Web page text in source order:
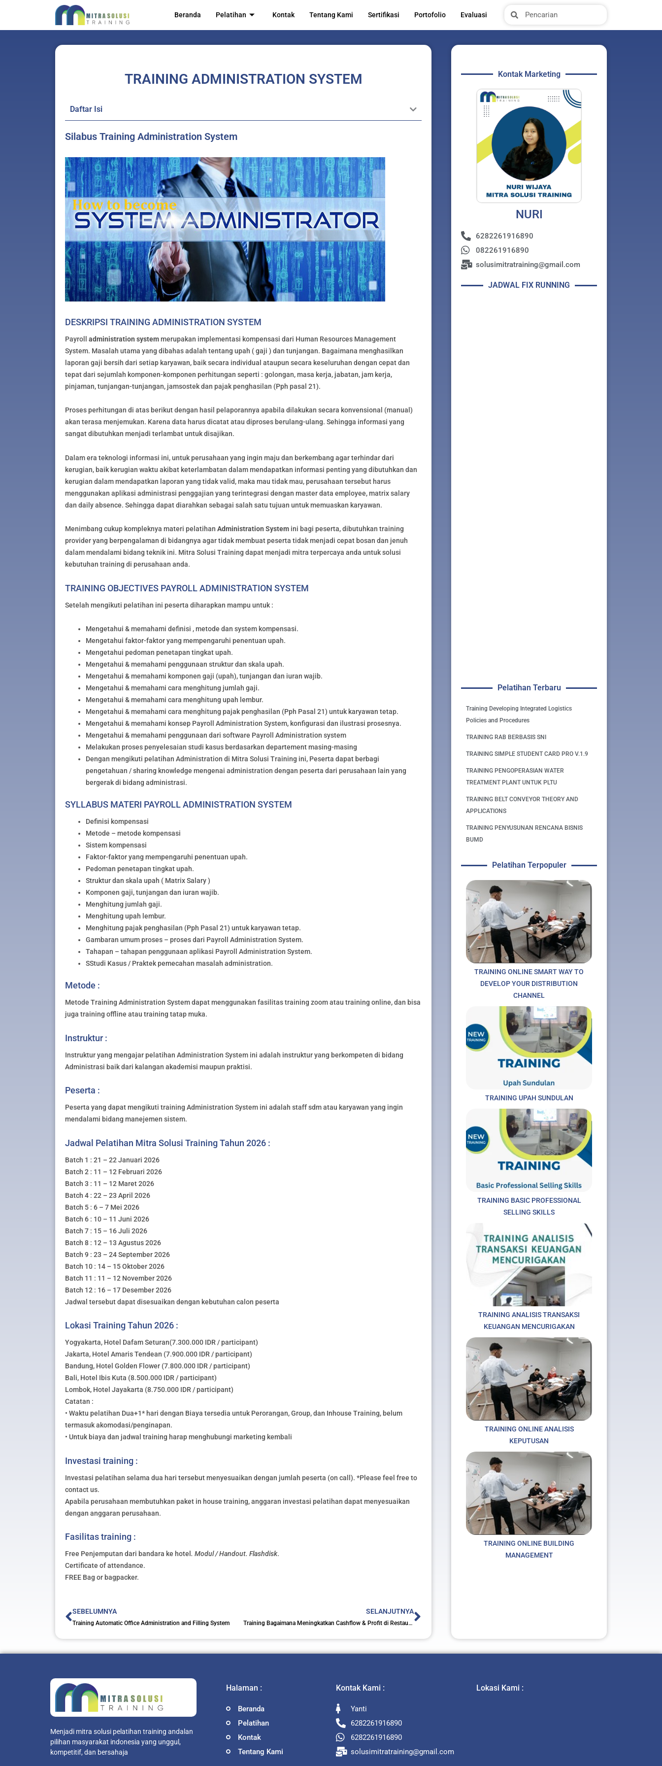
konten
Beranda Pelatihan Kontak Tentang Kami Sertifikasi Portofolio Evaluasi SearchSearch
TRAINING ADMINISTRATION SYSTEM
Daftar Isi
Silabus Training Administration System
DESKRIPSI TRAINING ADMINISTRATION SYSTEM
Payroll administration systemmerupakan implementasi kompensasi dari Human Resources Management
System. Masalah utama yang dibahas adalah tentang upah ( gaji ) dan tunjangan. Bagaimana menghasilkan
laporan gaji bersih dari setiap karyawan, baik secara individual ataupun secara keseluruhan dengan cepat dan
tepat dari sejumlah komponen-komponen perhitungan seperti : golongan, masa kerja, jabatan, jam kerja,
pinjaman, tunjangan-tunjangan, jamsostek dan pajak penghasilan (Pph pasal 21).
Proses perhitungan di atas berikut dengan hasil pelaporannya apabila dilakukan secara konvensional (manual)
akan terasa menjemukan. Karena data harus dicatat atau diproses berulang-ulang. Sehingga informasi yang
sangat dibutuhkan menjadi terlambat untuk disajikan.
Dalam era teknologi informasi ini, untuk perusahaan yang ingin maju dan berkembang agar terhindar dari
kerugian, baik kerugian waktu akibat keterlambatan dalam mendapatkan informasi penting yang dibutuhkan dan
kerugian dalam mendapatkan laporan yang tidak valid, maka mau tidak mau, perusahaan tersebut harus
menggunakan aplikasi administrasi penggajian yang terintegrasi dengan master data employee, matrix salary
dan daily absence. Sehingga dapat diarahkan sebagai salah satu tujuan untuk memuaskan karyawan.
Menimbang cukup kompleknya materi pelatihan Administration System ini bagi peserta, dibutuhkan training
provider yang berpengalaman di bidangnya agar tidak membuat peserta tidak menjadi cepat bosan dan jenuh
dalam mendalami bidang teknik ini. Mitra Solusi Training dapat menjadi mitra terpercaya anda untuk solusi
kebutuhan training di perusahaan anda.
TRAINING OBJECTIVES PAYROLL ADMINISTRATION SYSTEM
Setelah mengikuti pelatihan ini peserta diharapkan mampu untuk :
Mengetahui & memahami definisi , metode dan system kompensasi.
Mengetahui faktor-faktor yang mempengaruhi penentuan upah.
Mengetahui pedoman penetapan tingkat upah.
Mengetahui & memahami penggunaan struktur dan skala upah.
Mengetahui & memahami komponen gaji (upah), tunjangan dan iuran wajib.
Mengetahui & memahami cara menghitung jumlah gaji.
Mengetahui & memahami cara menghitung upah lembur.
Mengetahui & memahami cara menghitung pajak penghasilan (Pph Pasal 21) untuk karyawan tetap.
Mengetahui & memahami konsep Payroll Administration System, konfigurasi dan ilustrasi prosesnya.
Mengetahui & memahami penggunaan dari software Payroll Administration system
Melakukan proses penyelesaian studi kasus berdasarkan departement masing-masing
Dengan mengikuti pelatihan Administration di Mitra Solusi Training ini, Peserta dapat berbagi
pengetahuan / sharing knowledge mengenai administration dengan peserta dari perusahaan lain yang
bergerak di bidang administrasi.
SYLLABUS MATERI PAYROLL ADMINISTRATION SYSTEM
Definisi kompensasi
Metode – metode kompensasi
Sistem kompensasi
Faktor-faktor yang mempengaruhi penentuan upah.
Pedoman penetapan tingkat upah.
Struktur dan skala upah ( Matrix Salary )
Komponen gaji, tunjangan dan iuran wajib.
Menghitung jumlah gaji.
Menghitung upah lembur.
Menghitung pajak penghasilan (Pph Pasal 21) untuk karyawan tetap.
Gambaran umum proses – proses dari Payroll Administration System.
Tahapan – tahapan penggunaan aplikasi Payroll Administration System.
SStudi Kasus / Praktek pemecahan masalah administration.
Metode :
Metode Training Administration System dapat menggunakan fasilitas training zoom atau training online, dan bisa
juga training offline atau training tatap muka.
Instruktur :
Instruktur yang mengajar pelatihan Administration System ini adalah instruktur yang berkompeten di bidang
Administrasi baik dari kalangan akademisi maupun praktisi.
Peserta :
Peserta yang dapat mengikuti training Administration System ini adalah staff sdm atau karyawan yang ingin
mendalami bidang manejemen sistem.
Jadwal Pelatihan Mitra Solusi Training Tahun 2026 :
Batch 1 : 21 – 22 Januari 2026
Batch 2 : 11 – 12 Februari 2026
Batch 3 : 11 – 12 Maret 2026
Batch 4 : 22 – 23 April 2026
Batch 5 : 6 – 7 Mei 2026
Batch 6 : 10 – 11 Juni 2026
Batch 7 : 15 – 16 Juli 2026
Batch 8 : 12 – 13 Agustus 2026
Batch 9 : 23 – 24 September 2026
Batch 10 : 14 – 15 Oktober 2026
Batch 11 : 11 – 12 November 2026
Batch 12 : 16 – 17 Desember 2026
Jadwal tersebut dapat disesuaikan dengan kebutuhan calon peserta
Lokasi Training Tahun 2026 :
Yogyakarta, Hotel Dafam Seturan(7.300.000 IDR / participant)
Jakarta, Hotel Amaris Tendean (7.900.000 IDR / participant)
Bandung, Hotel Golden Flower (7.800.000 IDR / participant)
Bali, Hotel Ibis Kuta (8.500.000 IDR / participant)
Lombok, Hotel Jayakarta (8.750.000 IDR / participant)
Catatan :
• Waktu pelatihan Dua+1* hari dengan Biaya tersedia untuk Perorangan, Group, dan Inhouse Training, belum
termasuk akomodasi/penginapan.
• Untuk biaya dan jadwal training harap menghubungi marketing kembali
Investasi training :
Investasi pelatihan selama dua hari tersebut menyesuaikan dengan jumlah peserta (on call). *Please feel free to
contact us.
Apabila perusahaan membutuhkan paket in house training, anggaran investasi pelatihan dapat menyesuaikan
dengan anggaran perusahaan.
Fasilitas training :
Free Penjemputan dari bandara ke hotel . Modul / Handout. Flashdisk.
Certificate of attendance.
FREE Bag or bagpacker.
Prev
SEBELUMNYA
Training Automatic Office Administration and Filling System
SELANJUTNYA
Training Bagaimana Meningkatkan Cashflow & Profit di Restaurant
Next
Kontak Marketing
NURI
6282261916890
082261916890
solusimitratraining@gmail.com
JADWAL FIX RUNNING
Pelatihan Terbaru
Training Developing Integrated Logistics
Policies and Procedures
TRAINING RAB BERBASIS SNI
TRAINING SIMPLE STUDENT CARD PRO V.1.9
TRAINING PENGOPERASIAN WATER
TREATMENT PLANT UNTUK PLTU
TRAINING BELT CONVEYOR THEORY AND
APPLICATIONS
TRAINING PENYUSUNAN RENCANA BISNIS
BUMD
Pelatihan Terpopuler
TRAINING ONLINE SMART WAY TO
DEVELOP YOUR DISTRIBUTION
CHANNEL
TRAINING UPAH SUNDULAN
TRAINING BASIC PROFESSIONAL
SELLING SKILLS
TRAINING ANALISIS TRANSAKSI
KEUANGAN MENCURIGAKAN
TRAINING ONLINE ANALISIS
KEPUTUSAN
TRAINING ONLINE BUILDING
MANAGEMENT
Menjadi mitra solusi pelatihan training andalan
pilihan masyarakat indonesia yang unggul,
kompetitif, dan bersahaja
Halaman :
Beranda
Pelatihan
Kontak
Tentang Kami
Kontak Kami :
Yanti
6282261916890
6282261916890
solusimitratraining@gmail.com
Lokasi Kami :